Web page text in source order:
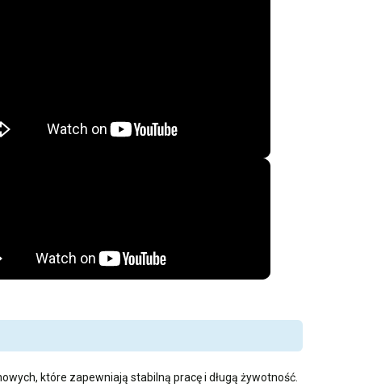
które zapewniają stabilną pracę i długą żywotność.